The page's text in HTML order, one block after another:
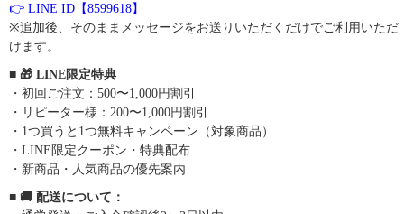
👉 LINE ID【8599618】
※追加後、そのままメッセージをお送りいただくだけでご利用いただ
けます。
■ 🎁 LINE限定特典
・初回ご注文：500〜1,000円割引
・リピーター様：200〜1,000円割引
・1つ買うと1つ無料キャンペーン（対象商品）
・LINE限定クーポン・特典配布
・新商品・人気商品の優先案内
■ 🚚 配送について：